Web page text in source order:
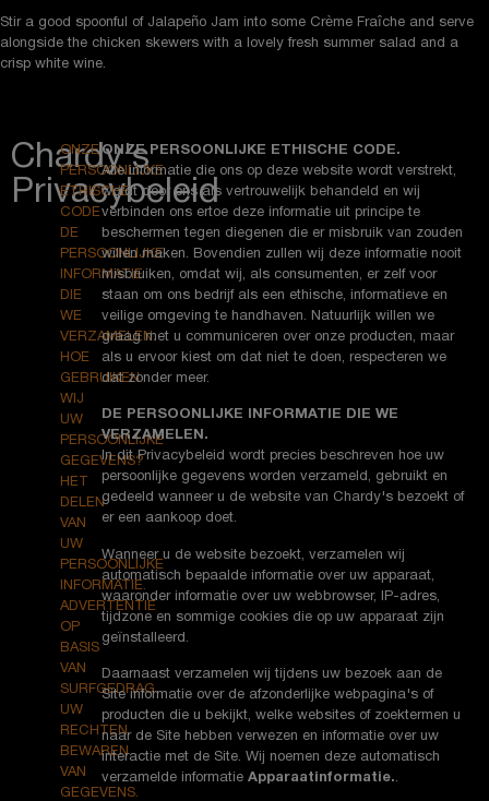
Stir a good spoonful of Jalapeño Jam into some Crème Fraîche and serve
alongside the chicken skewers with a lovely fresh summer salad and a
crisp white wine.
Chardy's
Privacybeleid
ONZE
PERSOONLIJKE
ETHISCHE
CODE
DE
PERSOONLIJKE
INFORMATIE
DIE
WE
VERZAMELEN.
HOE
GEBRUIKEN
WIJ
UW
PERSOONLIJKE
GEGEVENS?
HET
DELEN
VAN
UW
PERSOONLIJKE
INFORMATIE.
ADVERTENTIE
OP
BASIS
VAN
SURFGEDRAG.
UW
RECHTEN.
BEWAREN
VAN
GEGEVENS.
ONZE PERSOONLIJKE ETHISCHE CODE.
Alle informatie die ons op deze website wordt verstrekt,
wordt door ons als vertrouwelijk behandeld en wij
verbinden ons ertoe deze informatie uit principe te
beschermen tegen diegenen die er misbruik van zouden
willen maken. Bovendien zullen wij deze informatie nooit
misbruiken, omdat wij, als consumenten, er zelf voor
staan om ons bedrijf als een ethische, informatieve en
veilige omgeving te handhaven. Natuurlijk willen we
graag met u communiceren over onze producten, maar
als u ervoor kiest om dat niet te doen, respecteren we
dat zonder meer.
DE PERSOONLIJKE INFORMATIE DIE WE
VERZAMELEN.
In dit Privacybeleid wordt precies beschreven hoe uw
persoonlijke gegevens worden verzameld, gebruikt en
gedeeld wanneer u de website van Chardy's bezoekt of
er een aankoop doet.
Wanneer u de website bezoekt, verzamelen wij
automatisch bepaalde informatie over uw apparaat,
waaronder informatie over uw webbrowser, IP-adres,
tijdzone en sommige cookies die op uw apparaat zijn
geïnstalleerd.
Daarnaast verzamelen wij tijdens uw bezoek aan de
Site informatie over de afzonderlijke webpagina's of
producten die u bekijkt, welke websites of zoektermen u
naar de Site hebben verwezen en informatie over uw
interactie met de Site. Wij noemen deze automatisch
verzamelde informatieApparaatinformatie..